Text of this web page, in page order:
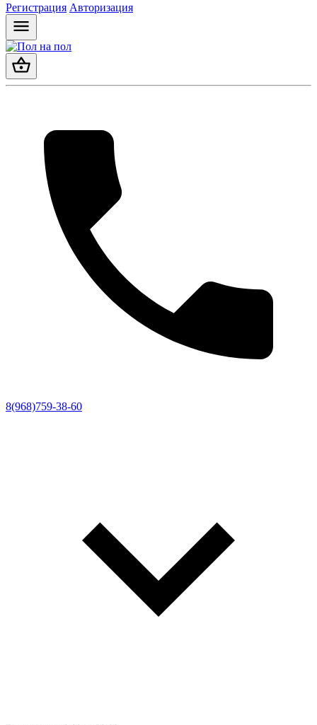
Регистрация Авторизация
8(968)759-38-60